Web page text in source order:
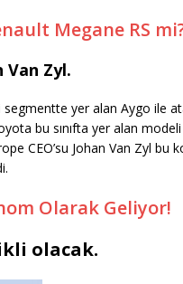
Megane RS
Van Zyl.
yer alan Aygo ile
bu sınıfta yer alan
CEO’su Johan Van Zyl bu
Olarak Geliyor!
olacak.